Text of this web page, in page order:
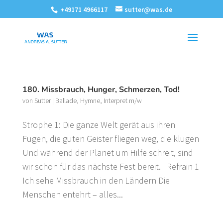
+49171 4966117 sutter@was.de
180. Missbrauch, Hunger, Schmerzen, Tod!
von Sutter| Ballade, Hymne, Interpret m/w
Strophe 1: Die ganze Welt gerät aus ihren
Fugen, die guten Geister fliegen weg, die klugen
Und während der Planet um Hilfe schreit, sind
wir schon für das nächste Fest bereit. Refrain 1
Ich sehe Missbrauch in den Ländern Die
Menschen entehrt – alles...